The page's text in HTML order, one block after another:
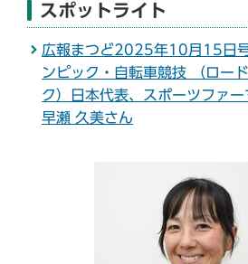
スポットライト
広報まつど2025年10月15日
ンピック・自転車競技 （ロー
ク）日本代表、スポーツファー
早瀬 久美さん